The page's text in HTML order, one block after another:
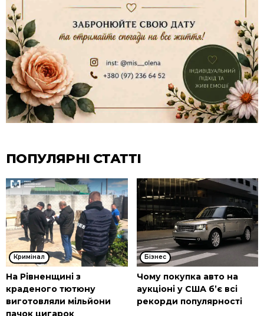
ПОПУЛЯРНІ СТАТТІ
Кримінал
На Рівненщині з
краденого тютюну
виготовляли мільйони
пачок цигарок
Бізнес
Чому покупка авто на
аукціоні у США б’є всі
рекорди популярності